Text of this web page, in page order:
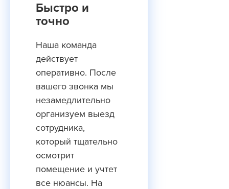
Быстро и
точно
Наша команда
действует
оперативно. После
вашего звонка мы
незамедлительно
организуем выезд
сотрудника,
который тщательно
осмотрит
помещение и учтет
все нюансы. На